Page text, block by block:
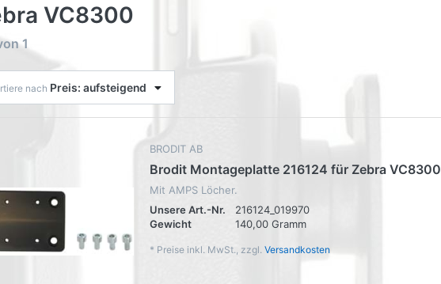
VC8300
1
nach Preis: aufsteigend
BRODIT AB
Brodit Montageplatte 216124 für Zebra VC8300
Mit AMPS Löcher.
Unsere Art.-Nr.
216124_019970
Gewicht
140,00 Gramm
* Preise inkl. MwSt., zzgl. Versandkosten